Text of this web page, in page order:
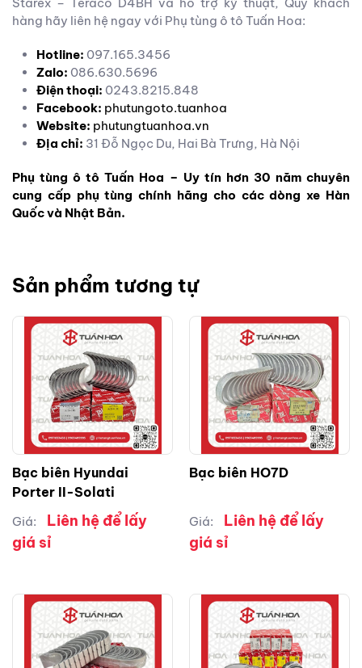
hàng hãy liên hệ ngay với Phụ tùng ô tô Tuấn Hoa:
Hotline: 097.165.3456
Zalo: 086.630.5696
Điện thoại: 0243.8215.848
Facebook: phutungoto.tuanhoa
Website: phutungtuanhoa.vn
Địa chỉ: 31 Đỗ Ngọc Du, Hai Bà Trưng, Hà Nội
Phụ tùng ô tô Tuấn Hoa – Uy tín hơn 30 năm chuyên
cung cấp phụ tùng chính hãng cho các dòng xe Hàn
Quốc và Nhật Bản.
Sản phẩm tương tự
Bạc biên Hyundai
Porter II-Solati
Giá:
Liên hệ để lấy
giá sỉ
Bạc biên HO7D
Giá:
Liên hệ để lấy
giá sỉ